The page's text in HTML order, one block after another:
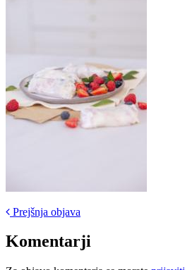
Post
navigation
Prejšnja objava
Komentarji